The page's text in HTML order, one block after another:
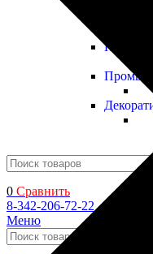
Прочие
0 Сравнить
8-342-206-72-22
Меню